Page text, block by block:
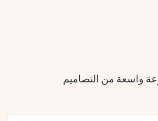
واسعة من التصاميم